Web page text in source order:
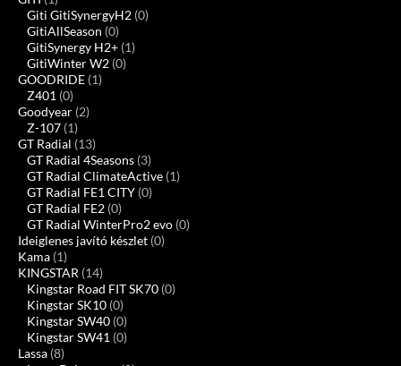
Giti GitiSynergyH2 (0)
GitiAllSeason (0)
GitiSynergy H2+ (1)
GitiWinter W2 (0)
GOODRIDE (1)
Z401 (0)
Goodyear (2)
Z-107 (1)
GT Radial (13)
GT Radial 4Seasons (3)
GT Radial ClimateActive (1)
GT Radial FE1 CITY (0)
GT Radial FE2 (0)
GT Radial WinterPro2 evo (0)
Ideiglenes javító készlet (0)
Kama (1)
KINGSTAR (14)
Kingstar Road FIT SK70 (0)
Kingstar SK10 (0)
Kingstar SW40 (0)
Kingstar SW41 (0)
Lassa (8)